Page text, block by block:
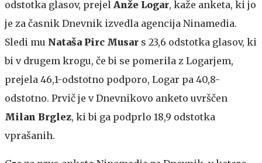
odstotka glasov, prejel Anže Logar, kaže anketa, ki jo
je za časnik Dnevnik izvedla agencija Ninamedia.
Sledi mu Nataša Pirc Musar s 23,6 odstotka glasov, ki
bi v drugem krogu, če bi se pomerila z Logarjem,
prejela 46,1-odstotno podporo, Logar pa 40,8-
odstotno. Prvič je v Dnevnikovo anketo uvrščen
Milan Brglez, ki bi ga podprlo 18,9 odstotka
vprašanih.